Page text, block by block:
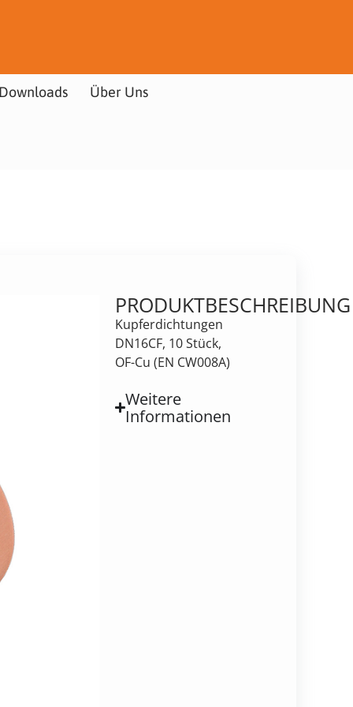
Über Uns
PRODUKTBESCHREIBUNG
Kupferdichtungen
DN16CF, 10 Stück,
OF-Cu (EN CW008A)
Weitere
Informationen